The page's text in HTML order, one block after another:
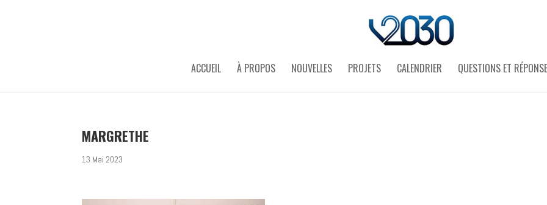
ACCUEIL À PROPOS NOUVELLES PROJETS CALENDRIER QUESTIONS ET
MARGRETHE
13 Mai 2023